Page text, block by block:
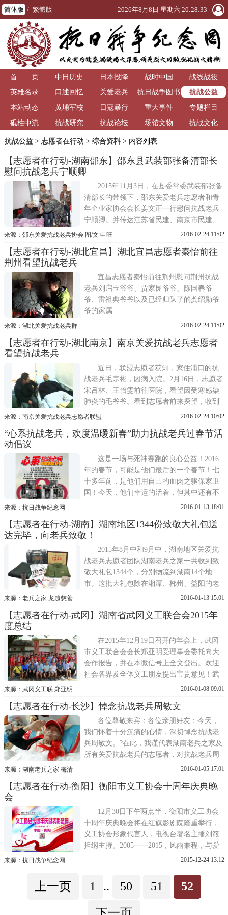
简体版 / 繁體版 2026年8月8日 星期六 20:28:33
首 页 中日历史 日本投降 战时中国
战线战役
英雄名录
口述回忆 关爱老兵
抗日战争图书
馆
抗战公益
本站动态
黄埔军校 日寇暴行 重大事件
专题栏目
砥柱中流
抗战研究 抗战论坛 场馆文物 抗战文化
抗战公益 > 志愿者在行动 > 综合资料> 内容列表
【志愿者在行动-湖南邵东】邵东县武装部张备清部长
慰问抗战老兵宁顺卿
2015年11月3日，在县委常委武装部张备
清部长的带领下，邵东关爱老兵志愿者和青
年企业家协会会长姜文正一行慰问抗战老兵
宁顺卿。并传达江苏省民建、南京市民建、
南京民间抗日战争博物馆、爱德基金会联合
来源：邵东关爱抗战老兵协会 图/文 申旺 2016-02-24 11:02
【志愿者在行动-湖北宜昌】湖北宜昌志愿者秦怡前往
荆州看望抗战老兵
宜昌志愿者秦怡前往荆州慰问荆州抗战
老兵刘启玉爷爷、贾家艮爷爷、陈国春爷
爷、雷祖典爷爷以及已经归队了的龚绍勋爷
爷的家属
来源：湖北关爱抗战老兵群 2016-02-24 11:02
【志愿者在行动-湖北南京】南京关爱抗战老兵志愿者
看望抗战老兵
近日，联盟志愿者获知，家住浦口的抗
战老兵毛宗彬，因病入院。2月16日，志愿者
宋吕林、王怡雯前往医院，看望因受寒感染
肺炎的毛爷爷。看到志愿者前来探望，收到
慰问金的老人非常高兴。老兵毛宗彬现年97
来源：南京关爱抗战老兵志愿者联盟 2016-02-24 10:02
“心系抗战老兵，欢度温暖新春”助力抗战老兵过春节活
动倡议
这是一场与死神赛跑的良心公益！2016
年的春节，可能是他们最后的一个春节！七
十多年前，是他们用自己的血肉之躯保家卫
国！今天，他们幸运的活着，但其中还有不
少人，遗憾地在被遗忘的角落里无助地挣
来源：抗日战争纪念网 2016-01-13 18:01
【志愿者在行动-湖南】湖南地区1344份致敬大礼包送
达完毕，向老兵致敬！
2015年8月中和9月中，湖南地区关爱抗
战老兵志愿者团队湖南老兵之家一共收到致
敬大礼包1344个，分别物流到湖南14个地
市。这批大礼包除在湘潭、郴州、益阳的老
兵聚会中现场送达部分，余下的陆续由志愿
来源：老兵之家 龙越慈善 2016-01-13 15:01
【志愿者在行动-武冈】湖南省武冈义工联合会2015年
度总结
在2015年12月19日召开的年会上，武冈
市义工联合会会长郑亚明受理事会委托向大
会作报告，并在本微信号上全文登出。欢迎
社会各界及全体义工朋友提出宝贵意见！武
冈市义工联合会是挂靠团市委，在市文明办
来源：武冈义工联 郑亚明 2016-01-08 09:01
【志愿者在行动-长沙】悼念抗战老兵周敏文
各位尊敬来宾：各位亲朋好友：今天，
我们怀着十分沉痛的心情，深切悼念抗战老
兵周敏文。?在此，我谨代表湖南老兵之家及
所有关爱抗战老兵的志愿者，对抗战老兵周
敏文的辞逝表示沉痛的哀悼，并向周老的
来源：湖南老兵之家 梅清 2016-01-05 17:01
【志愿者在行动-衡阳】衡阳市义工协会十周年庆典晚
会
12月30日下午两点半，衡阳市义工协会
十周年庆典晚会将在红旗影剧院隆重举行，
义工协会形象代言人，电视台著名主播刘筱
担纲主持。2005一一2015，风雨兼程，与爱
同行，十年的磨砺，十年的坚持，匡扶正
来源：抗日战争纪念网 2015-12-24 13:12
上一页 1 .. 50 51
52